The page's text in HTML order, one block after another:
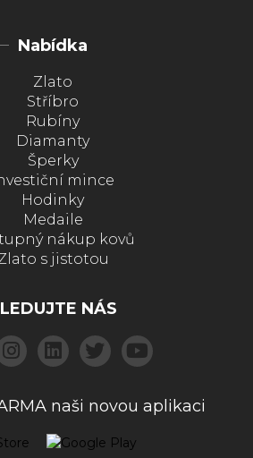
Nabídka
Zlato
Stříbro
Rubíny
Diamanty
Šperky
mince
Hodinky
Medaile
nákup kovů
s jistotou
NÁS
naši novou aplikaci